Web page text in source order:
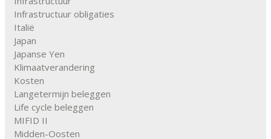
Infrastructuur obligaties
Italië
Japan
Japanse Yen
Klimaatverandering
Kosten
Langetermijn beleggen
Life cycle beleggen
MIFID II
Midden-Oosten